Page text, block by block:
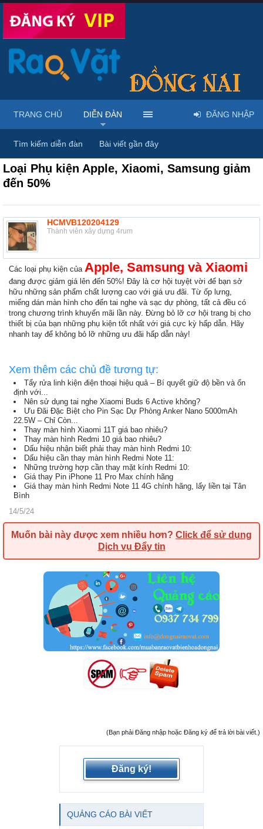
Diễn đàn ... Linh kiện & dịch vụ điện thoại
Loại Phụ kiện Apple, Xiaomi, Samsung giảm
đến 50%
HCMVB120204129
Thành viên xây dựng 4rum
Các loại phụ kiện của Apple, Samsung và Xiaomi
đang được giảm giá lên đến 50%! Đây là cơ hội tuyệt vời để bạn sở
hữu những sản phẩm chất lượng cao với giá ưu đãi. Từ ốp lưng,
miếng dán màn hình cho đến tai nghe và sạc dự phòng, tất cả đều có
trong chương trình khuyến mãi lần này. Đừng bỏ lỡ cơ hội trang bị cho
thiết bị của bạn những phụ kiện tốt nhất với giá cực kỳ hấp dẫn. Hãy
nhanh tay để không bỏ lỡ những ưu đãi hấp dẫn này!
Xem thêm các chủ đề tương tự:
Tẩy rửa linh kiện điện thoại hiệu quả – Bí quyết giữ độ bền và ổn
định với...
Nên sử dụng tai nghe Xiaomi Buds 6 Active không?
Ưu Đãi Đặc Biệt cho Pin Sạc Dự Phòng Anker Nano 5000mAh
22.5W – Chỉ Còn...
Thay màn hình Xiaomi 11T giá bao nhiêu?
Thay màn hình Redmi 10 giá bao nhiêu?
Dấu hiệu nhận biết phải thay màn hình Redmi 10:
Dấu hiệu cần thay màn hình Redmi Note 11:
Những trường hợp cần thay mặt kính Redmi 10:
Giá thay Pin iPhone 11 Pro Max chính hãng
Giá thay màn hình Redmi Note 11 4G chính hãng, lấy liền tại Tân
Bình
14/5/24
Muốn bài này được xem nhiều hơn? Click để sử dụng
Dịch vụ Đẩy tin
(Bạn phải Đăng nhập hoặc Đăng ký để trả lời bài viết.)
Đăng ký!
QUẢNG CÁO BÀI VIẾT
TRANG CHỦ DIỄN ĐÀN
Tìm kiếm diễn đàn Bài viết gần đây
ĐĂNG NHẬP